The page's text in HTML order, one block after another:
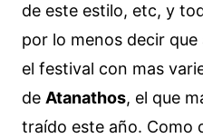
de este estilo, etc, y
por lo menos decir
el festival con mas
de Atanathos, el que
traído este año. Como